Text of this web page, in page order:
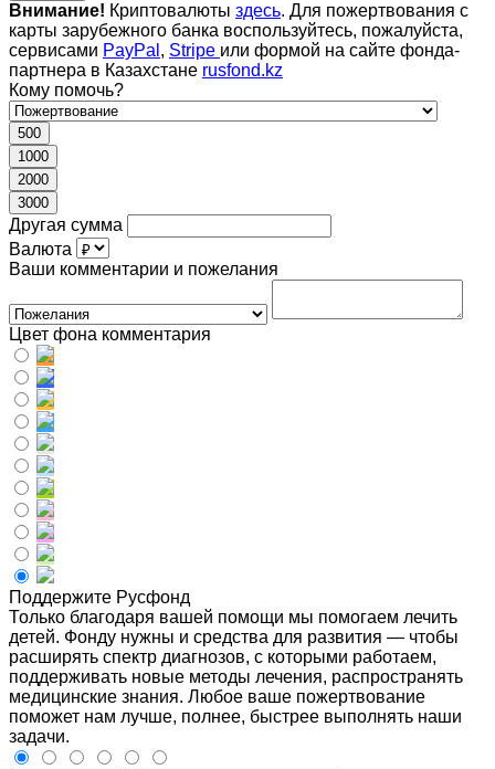
Внимание! Криптовалюты здесь. Для пожертвования с
карты зарубежного банка воспользуйтесь, пожалуйста,
сервисами PayPal , Stripe или формой на сайте фонда-
партнера в Казахстане rusfond.kz
Кому помочь?
500
1000
2000
3000
Другая сумма
Валюта
Ваши комментарии и пожелания
Цвет фона комментария
Поддержите Русфонд
Только благодаря вашей помощи мы помогаем лечить
детей. Фонду нужны и средства для развития — чтобы
расширять спектр диагнозов, с которыми работаем,
поддерживать новые методы лечения, распространять
медицинские знания. Любое ваше пожертвование
поможет нам лучше, полнее, быстрее выполнять наши
задачи.